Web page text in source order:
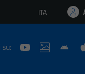
Lingua attiva:
ITA